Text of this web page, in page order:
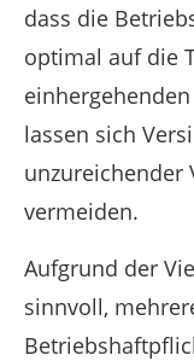
dass die
optimal auf die
lassen sich
unzureichender
vermeiden.
Aufgrund der
sinnvoll,